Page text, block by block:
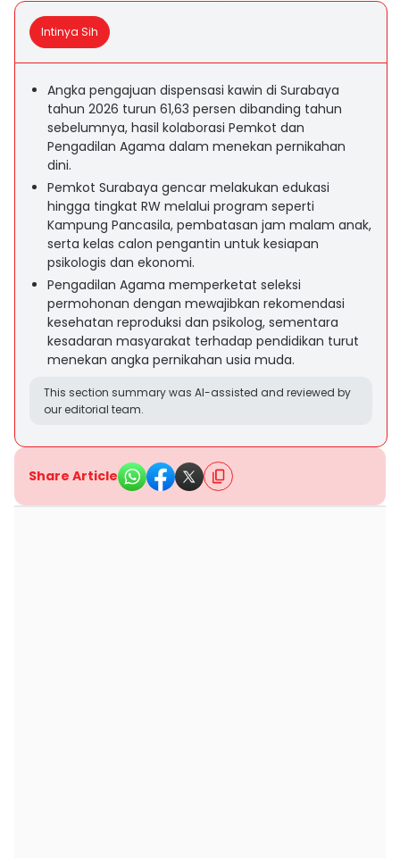
Intinya Sih
Angka pengajuan dispensasi kawin di Surabaya
tahun 2026 turun 61,63 persen dibanding tahun
sebelumnya, hasil kolaborasi Pemkot dan
Pengadilan Agama dalam menekan pernikahan
dini.
Pemkot Surabaya gencar melakukan edukasi
hingga tingkat RW melalui program seperti
Kampung Pancasila, pembatasan jam malam anak,
serta kelas calon pengantin untuk kesiapan
psikologis dan ekonomi.
Pengadilan Agama memperketat seleksi
permohonan dengan mewajibkan rekomendasi
kesehatan reproduksi dan psikolog, sementara
kesadaran masyarakat terhadap pendidikan turut
menekan angka pernikahan usia muda.
This section summary was AI-assisted and reviewed by
our editorial team.
Share Article